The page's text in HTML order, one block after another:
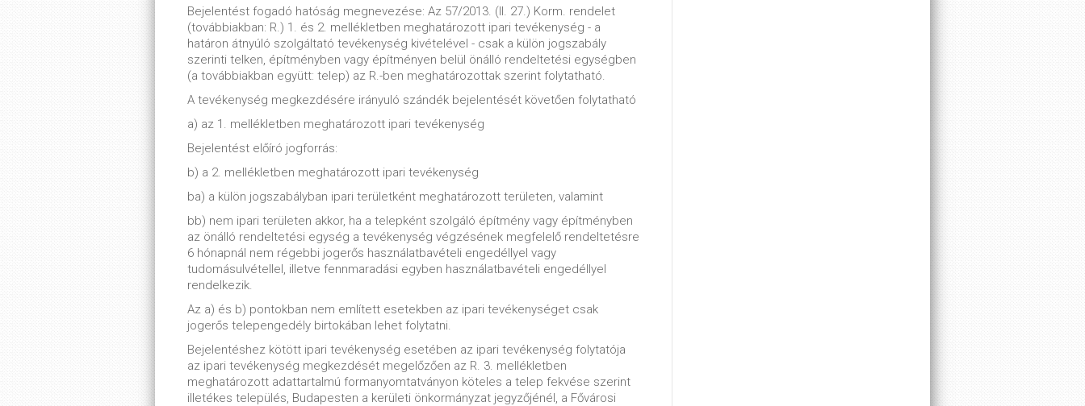
Bejelentést fogadó hatóság megnevezése: Az 57/2013. (II. 27.) Korm. rendelet
(továbbiakban: R.) 1. és 2. mellékletben meghatározott ipari tevékenység - a
határon átnyúló szolgáltató tevékenység kivételével - csak a külön jogszabály
szerinti telken, építményben vagy építményen belül önálló rendeltetési egységben
(a továbbiakban együtt: telep) az R.-ben meghatározottak szerint folytatható.
A tevékenység megkezdésére irányuló szándék bejelentését követően folytatható
a) az 1. mellékletben meghatározott ipari tevékenység
Bejelentést előíró jogforrás:
b) a 2. mellékletben meghatározott ipari tevékenység
ba) a külön jogszabályban ipari területként meghatározott területen, valamint
bb) nem ipari területen akkor, ha a telepként szolgáló építmény vagy építményben
az önálló rendeltetési egység a tevékenység végzésének megfelelő rendeltetésre
6 hónapnál nem régebbi jogerős használatbavételi engedéllyel vagy
tudomásulvétellel, illetve fennmaradási egyben használatbavételi engedéllyel
rendelkezik.
Az a) és b) pontokban nem említett esetekben az ipari tevékenységet csak
jogerős telepengedély birtokában lehet folytatni.
Bejelentéshez kötött ipari tevékenység esetében az ipari tevékenység folytatója
az ipari tevékenység megkezdését megelőzően az R. 3. mellékletben
meghatározott adattartalmú formanyomtatványon köteles a telep fekvése szerint
illetékes település, Budapesten a kerületi önkormányzat jegyzőjénél, a Fővárosi